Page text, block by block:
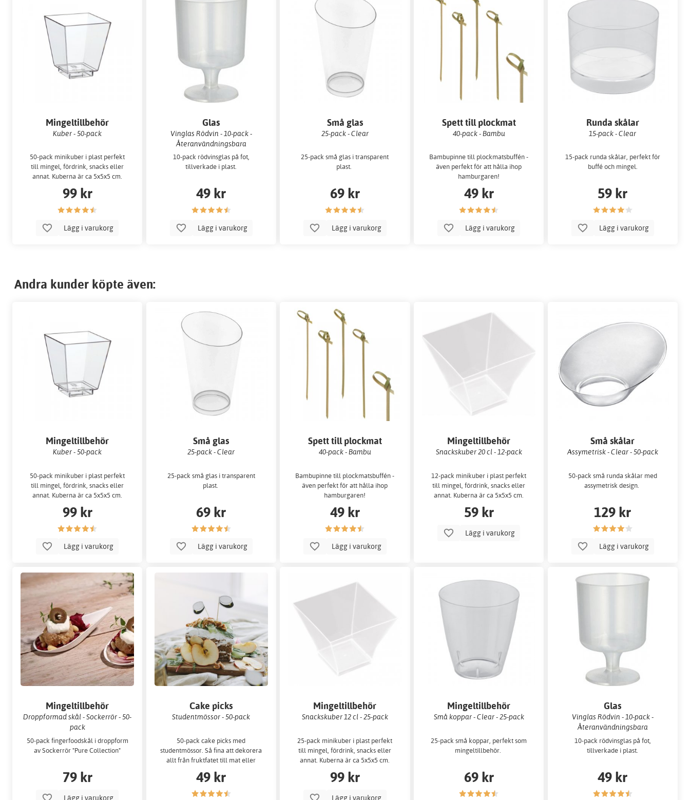
Mingeltillbehör
Kuber - 50-pack
50-pack minikuber i plast perfekt
till mingel, fördrink, snacks eller
annat. Kuberna är ca 5x5x5 cm.
99 kr
Lägg i varukorg
Glas
Vinglas Rödvin - 10-pack -
Återanvändningsbara
10-pack rödvinsglas på fot,
tillverkade i plast.
49 kr
Lägg i varukorg
Små glas
25-pack - Clear
25-pack små glas i transparent
plast.
69 kr
Lägg i varukorg
Spett till plockmat
40-pack - Bambu
Bambupinne till plockmatsbuffén -
även perfekt för att hålla ihop
hamburgaren!
49 kr
Lägg i varukorg
Runda skålar
15-pack - Clear
15-pack runda skålar, perfekt för
buffé och mingel.
59 kr
Lägg i varukorg
Andra kunder köpte även:
Mingeltillbehör
Kuber - 50-pack
50-pack minikuber i plast perfekt
till mingel, fördrink, snacks eller
annat. Kuberna är ca 5x5x5 cm.
99 kr
Lägg i varukorg
Små glas
25-pack - Clear
25-pack små glas i transparent
plast.
69 kr
Lägg i varukorg
Spett till plockmat
40-pack - Bambu
Bambupinne till plockmatsbuffén -
även perfekt för att hålla ihop
hamburgaren!
49 kr
Lägg i varukorg
Mingeltillbehör
Snackskuber 20 cl - 12-pack
12-pack minikuber i plast perfekt
till mingel, fördrink, snacks eller
annat. Kuberna är ca 5x5x5 cm.
59 kr
Lägg i varukorg
Små skålar
Assymetrisk - Clear - 50-pack
50-pack små runda skålar med
assymetrisk design.
129 kr
Lägg i varukorg
Mingeltillbehör
Droppformad skål - Sockerrör - 50-
pack
50-pack fingerfoodskål i droppform
av Sockerrör "Pure Collection"
79 kr
Lägg i varukorg
Cake picks
Studentmössor - 50-pack
50-pack cake picks med
studentmössor. Så fina att dekorera
allt från fruktfatet till mat eller
fika.
49 kr
Mingeltillbehör
Snackskuber 12 cl - 25-pack
25-pack minikuber i plast perfekt
till mingel, fördrink, snacks eller
annat. Kuberna är ca 5x5x5 cm.
99 kr
Lägg i varukorg
Mingeltillbehör
Små koppar - Clear - 25-pack
25-pack små koppar, perfekt som
mingeltillbehör.
69 kr
Glas
Vinglas Rödvin - 10-pack -
Återanvändningsbara
10-pack rödvinsglas på fot,
tillverkade i plast.
49 kr